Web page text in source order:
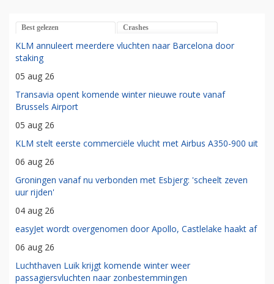
Best gelezen Crashes
KLM annuleert meerdere vluchten naar Barcelona door
staking
05 aug 26
Transavia opent komende winter nieuwe route vanaf
Brussels Airport
05 aug 26
KLM stelt eerste commerciële vlucht met Airbus A350-900 uit
06 aug 26
Groningen vanaf nu verbonden met Esbjerg: 'scheelt zeven
uur rijden'
04 aug 26
easyJet wordt overgenomen door Apollo, Castlelake haakt af
06 aug 26
Luchthaven Luik krijgt komende winter weer
passagiersvluchten naar zonbestemmingen